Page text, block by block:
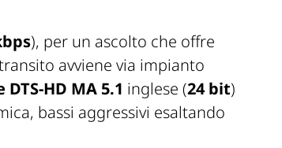
), per un ascolto che offre
avviene via impianto
HD MA 5.1 inglese (24 bit)
bassi aggressivi esaltando